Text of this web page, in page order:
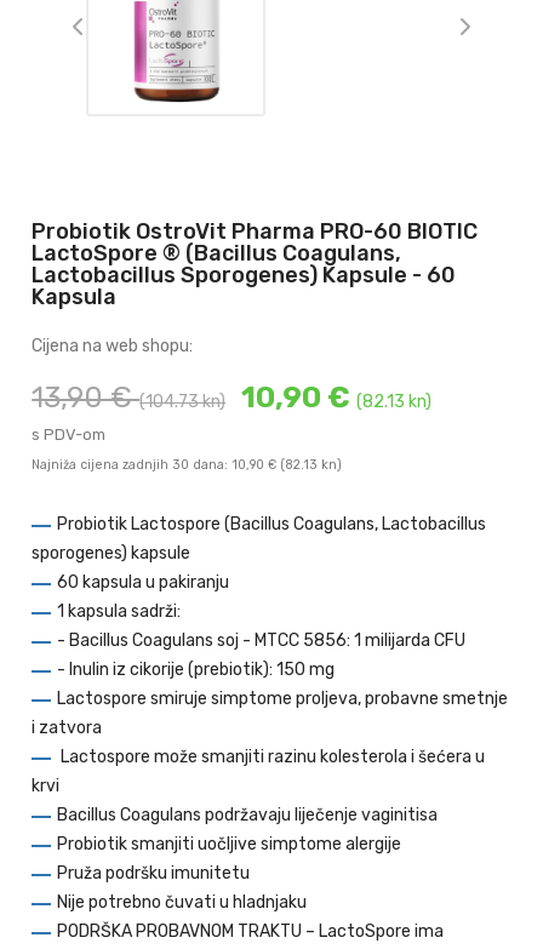
Probiotik OstroVit Pharma PRO-60 BIOTIC
LactoSpore ® (Bacillus Coagulans,
Lactobacillus Sporogenes) Kapsule - 60
Kapsula
Cijena na web shopu:
13,90 €(104.73 kn) 10,90 €(82.13 kn)
s PDV-om
Najniža cijena zadnjih 30 dana: 10,90 € (82.13 kn)
Probiotik Lactospore (Bacillus Coagulans, Lactobacillus
sporogenes) kapsule
60 kapsula u pakiranju
1 kapsula sadrži:
- Bacillus Coagulans soj - MTCC 5856: 1 milijarda CFU
- Inulin iz cikorije (prebiotik): 150 mg
Lactospore smiruje simptome proljeva, probavne smetnje
i zatvora
Lactospore može smanjiti razinu kolesterola i šećera u
krvi
Bacillus Coagulans podržavaju liječenje vaginitisa
Probiotik smanjiti uočljive simptome alergije
Pruža podršku imunitetu
Nije potrebno čuvati u hladnjaku
PODRŠKA PROBAVNOM TRAKTU – LactoSpore ima